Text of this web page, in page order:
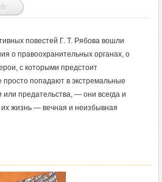
повестей Г. Т. Рябова вошли
о правоохранительных органах, о
с которыми предстоит
просто попадают в экстремальные
предательства, — они всегда и
жизнь — вечная и неизбывная